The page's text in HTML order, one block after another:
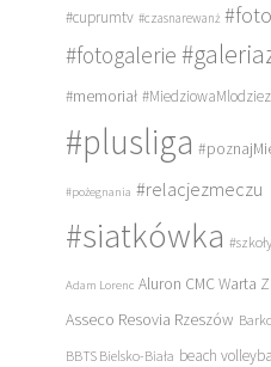
#cuprumtv #czasnarewanż
#fotogalerie
#memoriał #MiedziowaMlodziez
#plusliga
#pożegnania #relacjezmeczu
#siatkówka #szkoły
Adam Lorenc Aluron CMC Warta
Asseco Resovia Rzeszów
BBTS Bielsko-Biała beach